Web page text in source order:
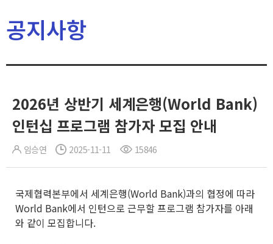
공지사항
2026년 상반기 세계은행(World Bank)
인턴십 프로그램 참가자 모집 안내
임승연 2025-11-11 15846
국제협력본부에서 세계은행(World Bank)과의 협정에 따라
World Bank에서 인턴으로 근무할 프로그램 참가자를 아래
와 같이 모집합니다.